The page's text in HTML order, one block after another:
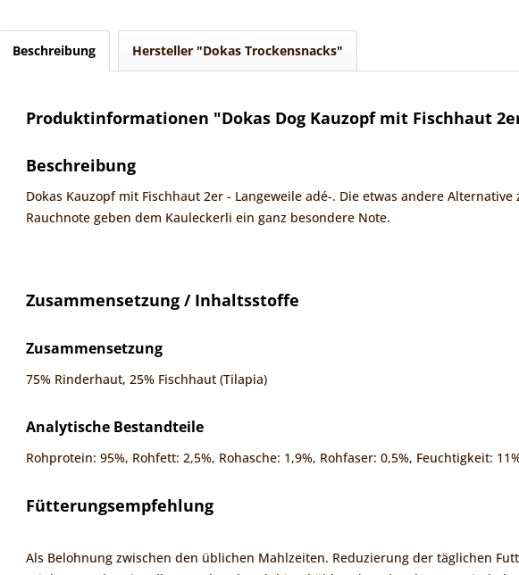
Beschreibung Hersteller "Dokas Trockensnacks"
Produktinformationen "Dokas Dog Kauzopf mit Fischhaut
Beschreibung
Dokas Kauzopf mit Fischhaut 2er - Langeweile adé-. Die etwas andere
Rauchnote geben dem Kauleckerli ein ganz besondere Note.
Zusammensetzung / Inhaltsstoffe
Zusammensetzung
75% Rinderhaut, 25% Fischhaut (Tilapia)
Analytische Bestandteile
Rohprotein: 95%, Rohfett: 2,5%, Rohasche: 1,9%, Rohfaser: 0,5%, Feuchtigkeit:
Fütterungsempfehlung
Als Belohnung zwischen den üblichen Mahlzeiten. Reduzierung der täglichen